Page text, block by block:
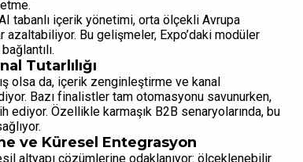
tabanlı içerik yönetimi, orta ölçekli Avrupa
Bu gelişmeler, Expo’daki modüler
Tutarlılığı
olsa da, içerik zenginleştirme ve kanal
Bazı finalistler tam otomasyonu savunurken,
Özellikle karmaşık B2B senaryolarında, bu
ve Küresel Entegrasyon
altyapı çözümlerine odaklanıyor: ölçeklenebilir